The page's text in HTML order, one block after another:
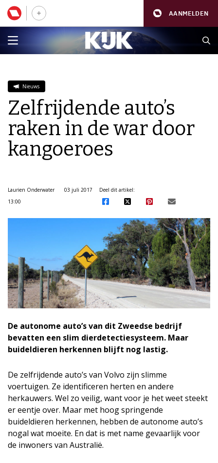
AANMELDEN
Nieuws
Zelfrijdende auto’s
raken in de war door
kangoeroes
Laurien Onderwater
03 juli 2017
13:00
Deel dit artikel:
De autonome auto’s van dit Zweedse bedrijf
bevatten een slim dierdetectiesysteem. Maar
buideldieren herkennen blijft nog lastig.
De zelfrijdende auto’s van Volvo zijn slimme
voertuigen. Ze identificeren herten en andere
herkauwers. Wel zo veilig, want voor je het weet steekt
er eentje over. Maar met hoog springende
buideldieren herkennen, hebben de autonome auto’s
nogal wat moeite. En dat is met name gevaarlijk voor
de inwoners van Australië.